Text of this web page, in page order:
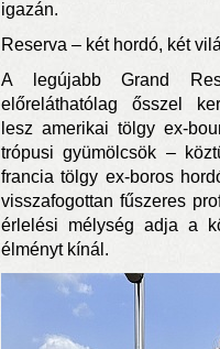
igazán.
Reserva – két hordó, két
A legújabb Grand
előreláthatólag ősszel
lesz amerikai tölgy ex-
trópusi gyümölcsök –
francia tölgy ex-boros
visszafogottan fűszeres
érlelési mélység adja a
élményt kínál.